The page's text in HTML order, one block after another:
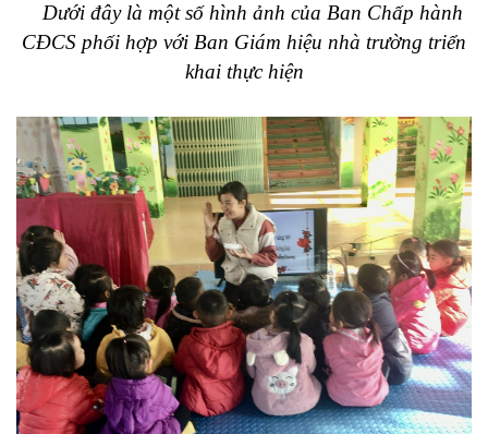
Dưới đây là một số hình ảnh của Ban Chấp hành
CĐCS phối hợp với Ban Giám hiệu nhà trường triển
khai thực hiện